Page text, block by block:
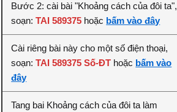
Bước 2: cài bài "Khoảng cách của đôi ta",
soạn:TAI 589375 hoặc bấm vào đây
Cài riêng bài này cho một số điện thoại,
soạn:TAI 589375 Số-ĐT hoặc bấm vào
đây
Tang bai Khoảng cách của đôi ta làm